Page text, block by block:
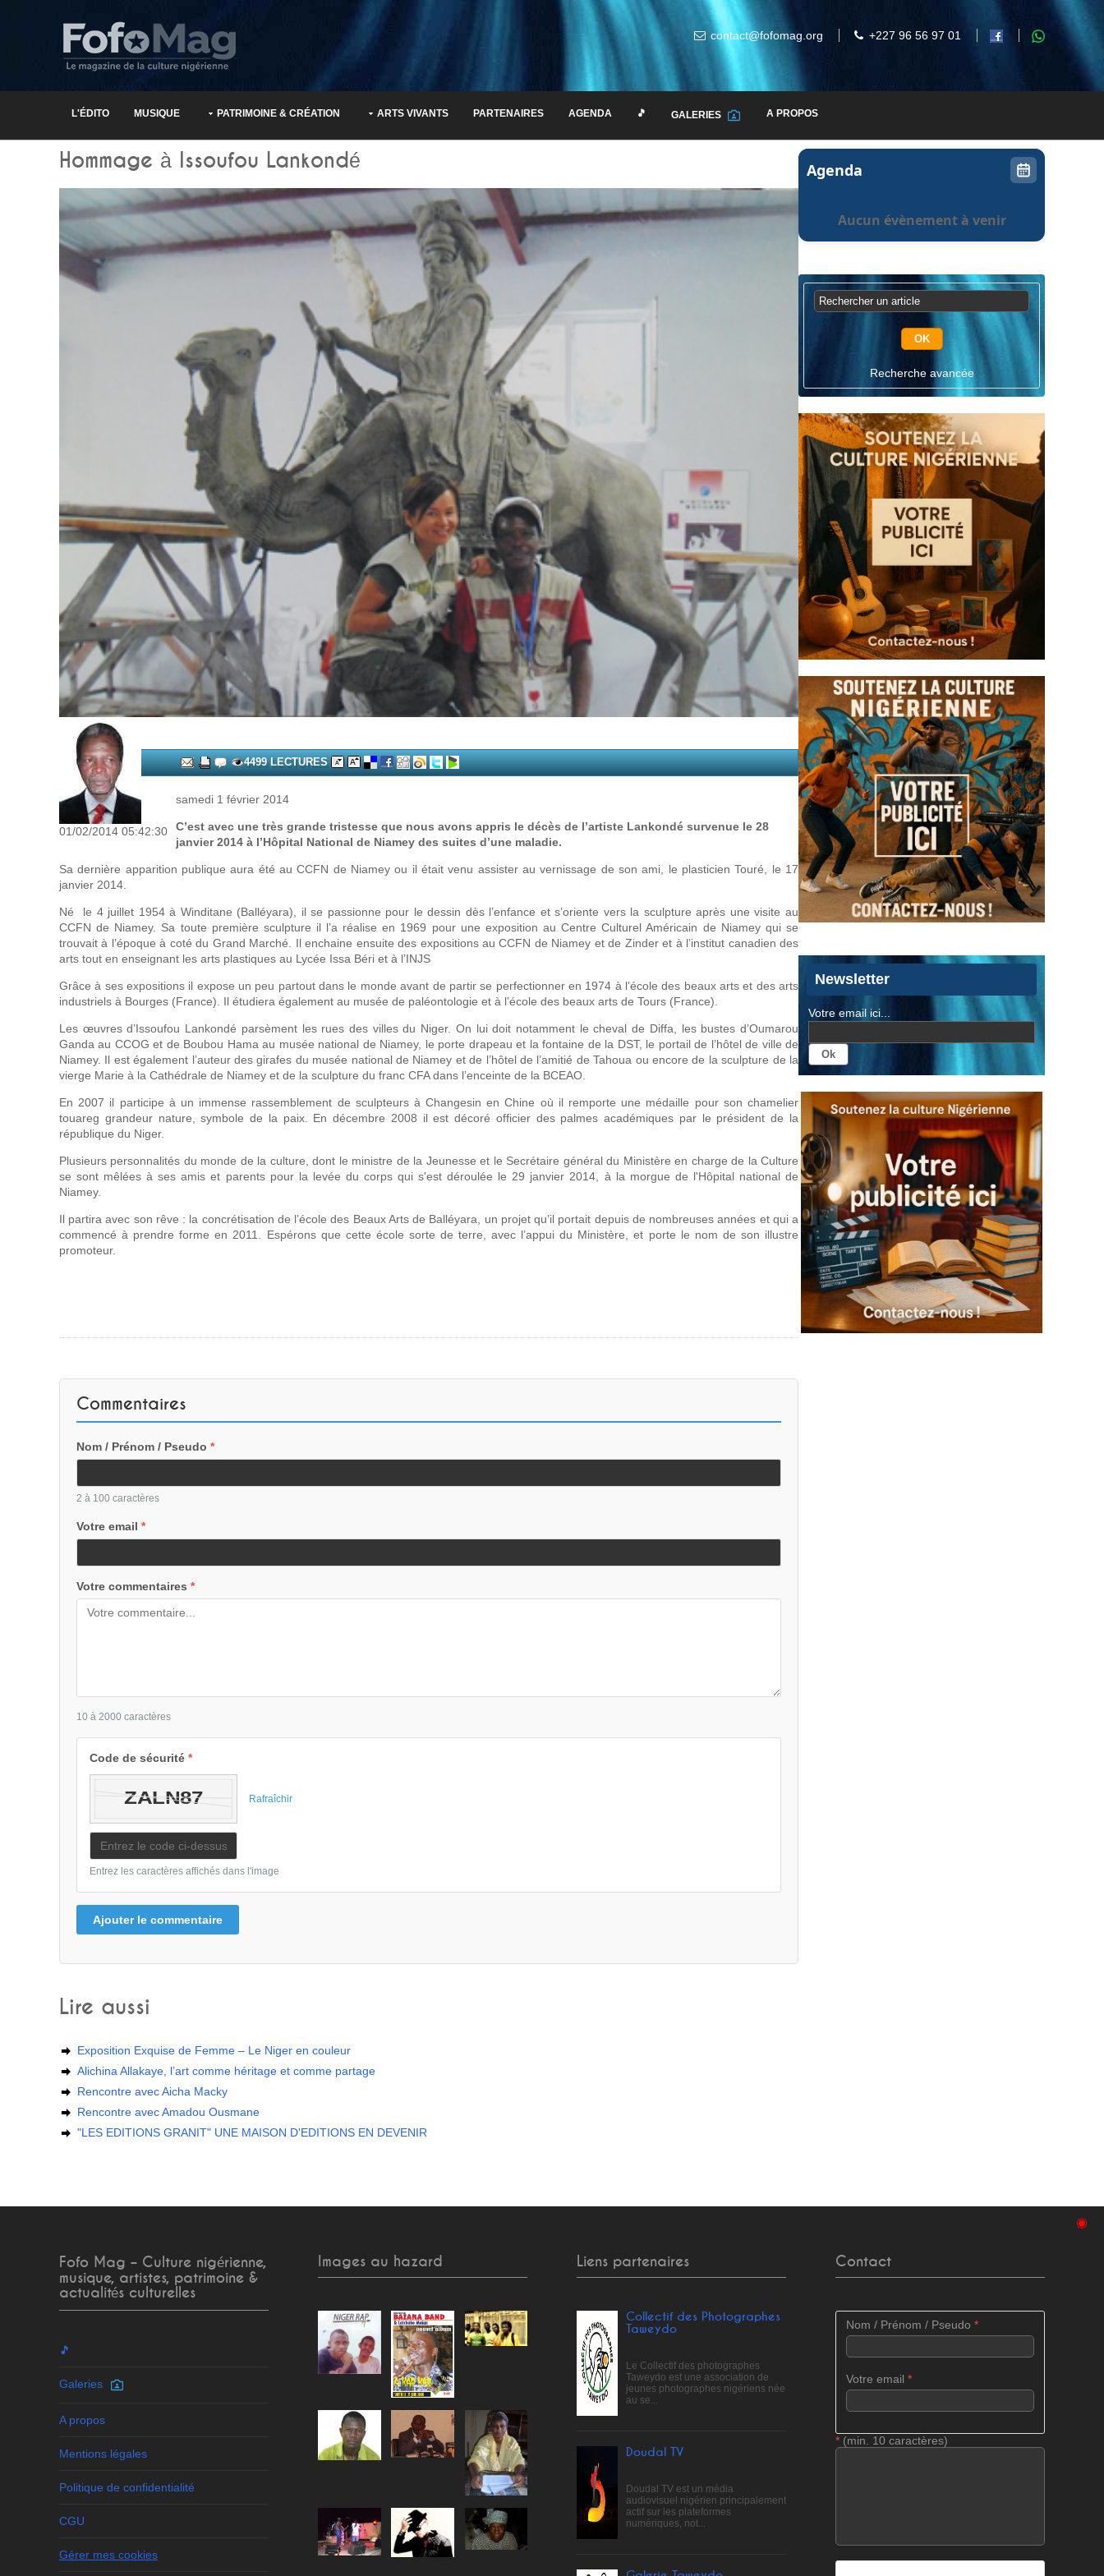
contact@fofomag.org +227 96 56 97 01
L'ÉDITO MUSIQUE PATRIMOINE & CRÉATION ARTS VIVANTS PARTENAIRES AGENDA 🎵 GALERIES A PROPOS
Hommage à Issoufou Lankondé
01/02/2014 05:42:30
4499 LECTURES
samedi 1 février 2014
C’est avec une très grande tristesse que nous avons appris le décès de l’artiste Lankondé survenue le 28
janvier 2014 à l’Hôpital National de Niamey des suites d’une maladie.
Sa dernière apparition publique aura été au CCFN de Niamey ou il était venu assister au vernissage de son ami, le plasticien Touré, le 17
janvier 2014.
Né le 4 juillet 1954 à Winditane (Balléyara), il se passionne pour le dessin dès l’enfance et s’oriente vers la sculpture après une visite au
CCFN de Niamey. Sa toute première sculpture il l’a réalise en 1969 pour une exposition au Centre Culturel Américain de Niamey qui se
trouvait à l’époque à coté du Grand Marché. Il enchaine ensuite des expositions au CCFN de Niamey et de Zinder et à l’institut canadien des
arts tout en enseignant les arts plastiques au Lycée Issa Béri et à l’INJS
Grâce à ses expositions il expose un peu partout dans le monde avant de partir se perfectionner en 1974 à l’école des beaux arts et des arts
industriels à Bourges (France). Il étudiera également au musée de paléontologie et à l’école des beaux arts de Tours (France).
Les œuvres d’Issoufou Lankondé parsèment les rues des villes du Niger. On lui doit notamment le cheval de Diffa, les bustes d’Oumarou
Ganda au CCOG et de Boubou Hama au musée national de Niamey, le porte drapeau et la fontaine de la DST, le portail de l’hôtel de ville de
Niamey. Il est également l’auteur des girafes du musée national de Niamey et de l’hôtel de l’amitié de Tahoua ou encore de la sculpture de la
vierge Marie à la Cathédrale de Niamey et de la sculpture du franc CFA dans l’enceinte de la BCEAO.
En 2007 il participe à un immense rassemblement de sculpteurs à Changesin en Chine où il remporte une médaille pour son chamelier
touareg grandeur nature, symbole de la paix. En décembre 2008 il est décoré officier des palmes académiques par le président de la
république du Niger.
Plusieurs personnalités du monde de la culture, dont le ministre de la Jeunesse et le Secrétaire général du Ministère en charge de la Culture
se sont mêlées à ses amis et parents pour la levée du corps qui s'est déroulée le 29 janvier 2014, à la morgue de l'Hôpital national de
Niamey.
Il partira avec son rêve : la concrétisation de l’école des Beaux Arts de Balléyara, un projet qu’il portait depuis de nombreuses années et qui a
commencé à prendre forme en 2011. Espérons que cette école sorte de terre, avec l’appui du Ministère, et porte le nom de son illustre
promoteur.
Commentaires
Nom / Prénom / Pseudo *
2 à 100 caractères
Votre email *
Votre commentaires *
10 à 2000 caractères
Code de sécurité *
Rafraîchir
Entrez les caractères affichés dans l'image
Ajouter le commentaire
Lire aussi
Exposition Exquise de Femme – Le Niger en couleur
Alichina Allakaye, l’art comme héritage et comme partage
Rencontre avec Aicha Macky
Rencontre avec Amadou Ousmane
"LES EDITIONS GRANIT" UNE MAISON D'EDITIONS EN DEVENIR
Agenda
Aucun évènement à venir
Recherche avancée
Newsletter
Votre email ici...
◉
Fofo Mag – Culture nigérienne,
musique, artistes, patrimoine &
actualités culturelles
🎵
Galeries
A propos
Mentions légales
Politique de confidentialité
CGU
Gérer mes cookies
Images au hazard Liens partenaires
Collectif des Photographes
Taweydo
Le Collectif des photographes
Taweydo est une association de
jeunes photographes nigériens née
au se...
Doudal TV
Doudal TV est un média
audiovisuel nigérien principalement
actif sur les plateformes
numériques, not...
Contact
Nom / Prénom / Pseudo *
Votre email *
* (min. 10 caractères)